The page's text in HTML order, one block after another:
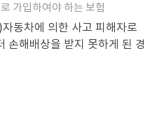
가입하여야 하는 보험
동차에 의한 사고 피해자로
손해배상을 받지 못하게 된 경